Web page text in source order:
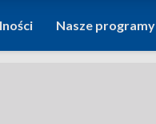
Nasze programy